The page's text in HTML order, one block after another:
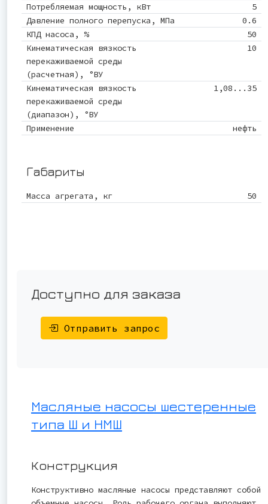
Потребляемая мощность, кВт
5
Давление полного перепуска, МПа
0.6
КПД насоса, %
50
Кинематическая вязкость
перекаживаемой среды
(расчетная), °ВУ
10
Кинематическая вязкость
перекаживаемой среды
(диапазон), °ВУ
1,08...35
Применение нефть
Габариты
Масса агрегата, кг 50
Доступно для заказа
Отправить запрос
Масляные насосы шестеренные
типа Ш и НМШ
Конструкция
Конструктивно масляные насосы представляют собой